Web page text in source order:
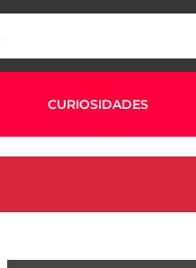
CURIOSIDADES